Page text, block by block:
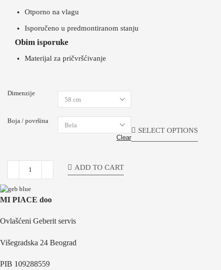
Otporno na vlagu
Isporučeno u predmontiranom stanju
Obim isporuke
Materijal za pričvršćivanje
Dimenzije
Boja / površina
Clear
ADD TO CART
SELECT OPTIONS
MI PIACE doo
Ovlašćeni Geberit servis
Višegradska 24 Beograd
PIB 109288559